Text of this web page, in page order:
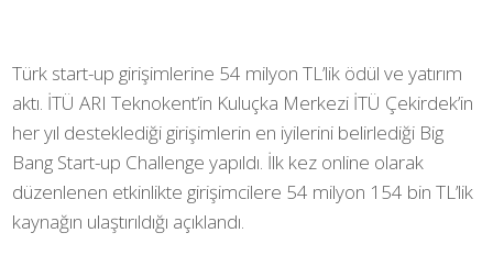
Türk start-up girişimlerine 54 milyon TL’lik ödül ve yatırım
aktı. İTÜ ARI Teknokent’in Kuluçka Merkezi İTÜ Çekirdek’in
her yıl desteklediği girişimlerin en iyilerini belirlediği Big
Bang Start-up Challenge yapıldı. İlk kez online olarak
düzenlenen etkinlikte girişimcilere 54 milyon 154 bin TL’lik
kaynağın ulaştırıldığı açıklandı.